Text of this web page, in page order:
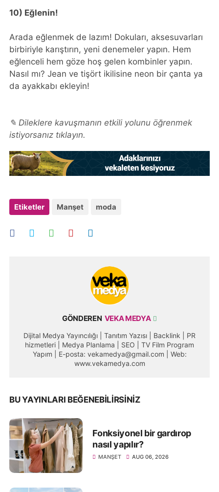
10) Eğlenin!
Arada eğlenmek de lazım! Dokuları, aksesuvarları
birbiriyle karıştırın, yeni denemeler yapın. Hem
eğlenceli hem göze hoş gelen kombinler yapın.
Nasıl mı? Jean ve tişört ikilisine neon bir çanta ya
da ayakkabı ekleyin!
✎ Dileklere kavuşmanın etkili yolunu öğrenmek
istiyorsanız tıklayın.
Etiketler Manşet moda
GÖNDEREN VEKA MEDYA
Dijital Medya Yayıncılığı | Tanıtım Yazısı | Backlink | PR
hizmetleri | Medya Planlama | SEO | TV Film Program
Yapım | E-posta: vekamedya@gmail.com | Web:
www.vekamedya.com
BU YAYINLARI BEĞENEBILIRSINIZ
Fonksiyonel bir gardırop
nasıl yapılır?
MANŞET AUG 06, 2026